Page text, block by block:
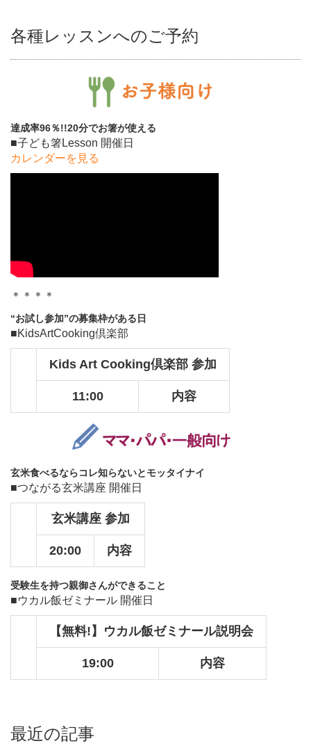
各種レッスンへのご予約
達成率96％!!20分でお箸が使える
■子ども箸Lesson 開催日
カレンダーを見る
＊＊＊＊
“お試し参加”の募集枠がある日
■KidsArtCooking倶楽部
Kids Art Cooking倶楽部 参加
11:00 内容
玄米食べるならコレ知らないとモッタイナイ
■つながる玄米講座 開催日
玄米講座 参加
20:00 内容
受験生を持つ親御さんができること
■ウカル飯ゼミナール 開催日
【無料!】ウカル飯ゼミナール説明会
19:00 内容
最近の記事